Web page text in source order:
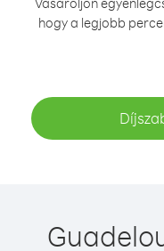
hogy a legjobb